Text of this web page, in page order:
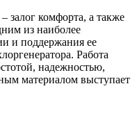
залог комфорта, а также
из наиболее
и поддержания ее
Работа
надежностью,
материалом выступает